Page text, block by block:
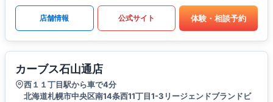
店舗情報 公式サイト 体験・相談予約
カーブス石山通店
西１１丁目駅から車で4分
北海道札幌市中央区南14条西11丁目1-3リージェンドブランドビ